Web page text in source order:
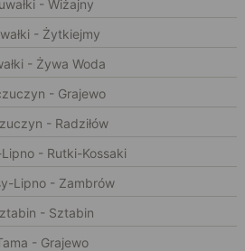
- Wiżajny
- Żytkiejmy
- Żywa Woda
- Grajewo
- Radziłów
- Rutki-Kossaki
Lipno - Zambrów
- Sztabin
- Grajewo